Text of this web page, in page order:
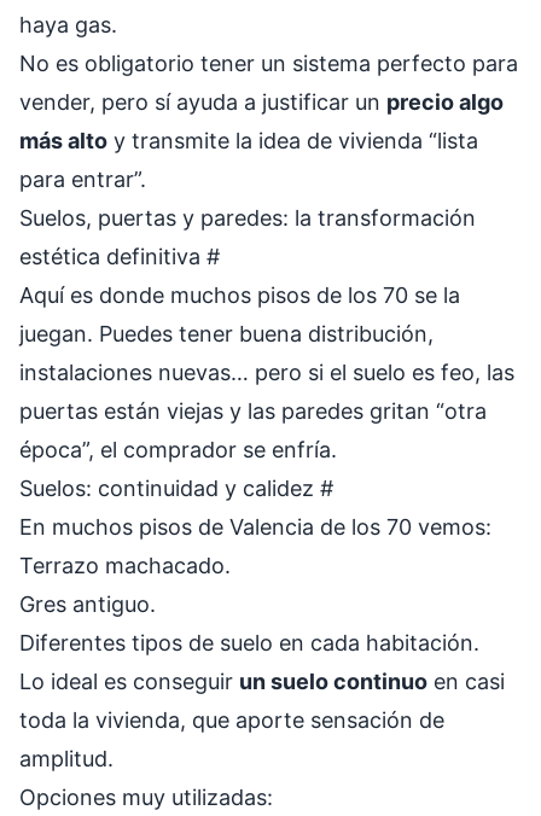
haya gas.
No es obligatorio tener un sistema perfecto para
vender, pero sí ayuda a justificar un precio algo
más alto y transmite la idea de vivienda “lista
para entrar”.
Suelos, puertas y paredes: la transformación
estética definitiva #
Aquí es donde muchos pisos de los 70 se la
juegan. Puedes tener buena distribución,
instalaciones nuevas… pero si el suelo es feo, las
puertas están viejas y las paredes gritan “otra
época”, el comprador se enfría.
Suelos: continuidad y calidez #
En muchos pisos de Valencia de los 70 vemos:
Terrazo machacado.
Gres antiguo.
Diferentes tipos de suelo en cada habitación.
Lo ideal es conseguir un suelo continuo en casi
toda la vivienda, que aporte sensación de
amplitud.
Opciones muy utilizadas: